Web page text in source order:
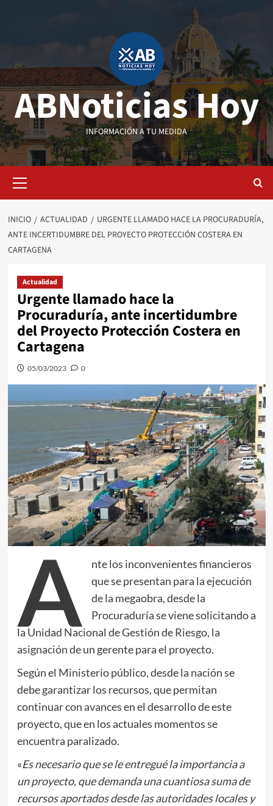
ABNoticias Hoy
INFORMACIÓN A TU MEDIDA
primario
INICIO ACTUALIDAD
URGENTE LLAMADO HACE LA PROCURADURÍA,
ANTE INCERTIDUMBRE DEL PROYECTO PROTECCIÓN COSTERA EN
CARTAGENA
Actualidad
Urgente llamado hace la
Procuraduría, ante incertidumbre
del Proyecto Protección Costera en
Cartagena
05/03/2023 0
A
nte los inconvenientes financieros
que se presentan para la ejecución
de la megaobra, desde la
Procuraduría se viene solicitando a
la Unidad Nacional de Gestión de Riesgo, la
asignación de un gerente para el proyecto.
Según el Ministerio público, desde la nación se
debe garantizar los recursos, que permitan
continuar con avances en el desarrollo de este
proyecto, que en los actuales momentos se
encuentra paralizado.
«Es necesario que se le entregué la importancia a
un proyecto, que demanda una cuantiosa suma de
recursos aportados desde las autoridades locales y